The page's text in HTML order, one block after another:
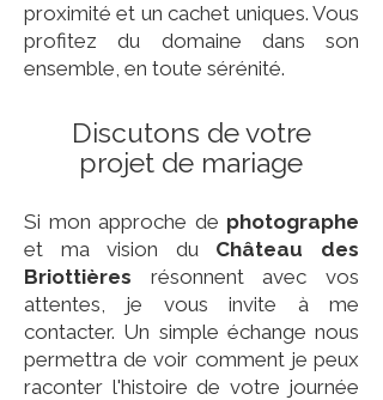
proximité et un cachet uniques. Vous
profitez du domaine dans son
ensemble, en toute sérénité.
Discutons de votre
projet de mariage
Si mon approche de photographe
et ma vision du Château des
Briottières résonnent avec vos
attentes, je vous invite à me
contacter. Un simple échange nous
permettra de voir comment je peux
raconter l'histoire de votre journée